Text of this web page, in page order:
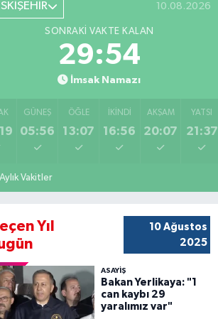
10.08.2026
SONRAKI VAKTE KALAN
29:53
İmsak Namazı
GÜNEŞ
05:56
ÖĞLE
13:07
İKINDI
16:56
AKŞAM
20:07
YATSI
21:37
Aylık Vakitler
Yıl
10 Ağustos
2025
ASAYİŞ
Bakan Yerlikaya: "1
can kaybı 29
yaralımız var"